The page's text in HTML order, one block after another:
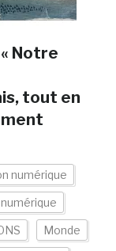
Notre
tout en
numérique
Monde